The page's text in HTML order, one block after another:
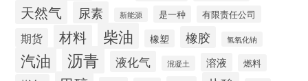
天然气 尿素 新能源 是一种 有限责任公司
期货 材料 柴油 橡塑 橡胶 氢氧化钠
汽油 沥青 液化气 混凝土 溶液 燃料